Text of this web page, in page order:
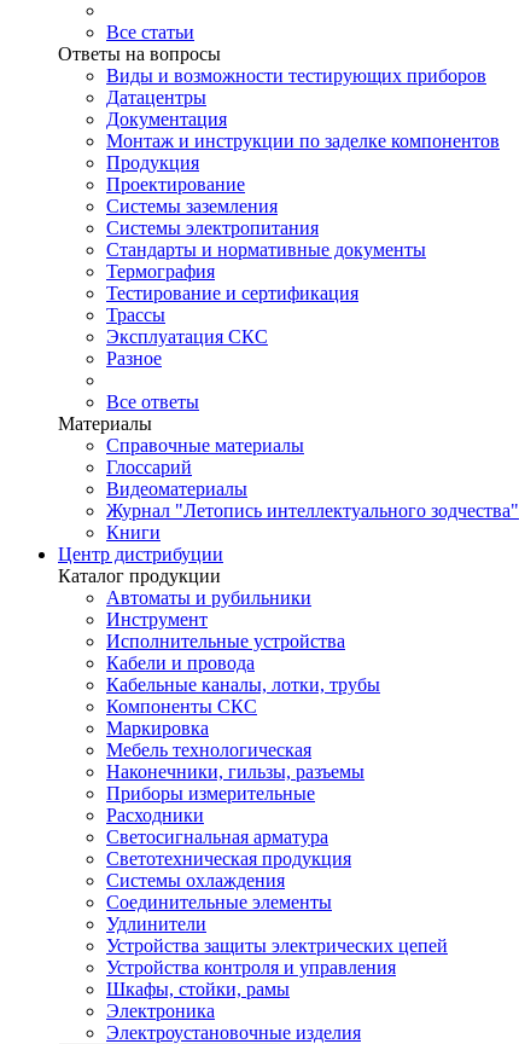
Все статьи
Ответы на вопросы
Виды и возможности тестирующих приборов
Датацентры
Документация
Монтаж и инструкции по заделке компонентов
Продукция
Проектирование
Системы заземления
Системы электропитания
Стандарты и нормативные документы
Термография
Тестирование и сертификация
Трассы
Эксплуатация СКС
Разное
Все ответы
Материалы
Справочные материалы
Глоссарий
Видеоматериалы
Журнал "Летопись интеллектуального зодчества"
Книги
Центр дистрибуции
Каталог продукции
Автоматы и рубильники
Инструмент
Исполнительные устройства
Кабели и провода
Кабельные каналы, лотки, трубы
Компоненты СКС
Маркировка
Мебель технологическая
Наконечники, гильзы, разъемы
Приборы измерительные
Расходники
Светосигнальная арматура
Светотехническая продукция
Системы охлаждения
Соединительные элементы
Удлинители
Устройства защиты электрических цепей
Устройства контроля и управления
Шкафы, стойки, рамы
Электроника
Электроустановочные изделия